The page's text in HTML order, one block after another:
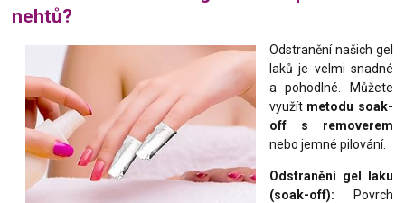
nehtů?
Odstranění našich gel
laků je velmi snadné
a pohodlné. Můžete
využít metodu soak-
off s removerem
nebo jemné pilování.
Odstranění gel laku
(soak-off): Povrch